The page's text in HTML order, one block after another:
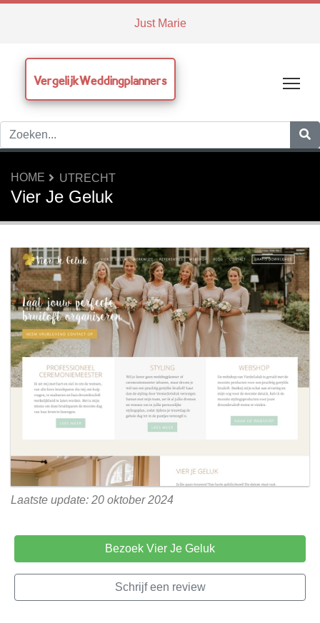
Just Marie
VergelijkWeddingplanners
HOME UTRECHT
Vier Je Geluk
Laatste update: 20 oktober 2024
Bezoek Vier Je Geluk
Schrijf een review